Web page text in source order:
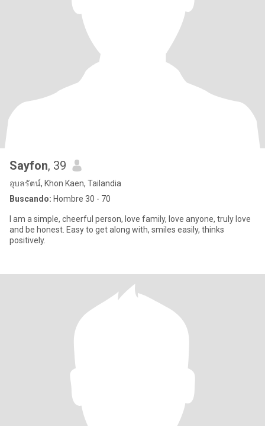
Sayfon, 39
อุบลรัตน์, Khon Kaen, Tailandia
Buscando: Hombre 30 - 70
I am a simple, cheerful person, love family, love anyone, truly love
and be honest. Easy to get along with, smiles easily, thinks
positively.